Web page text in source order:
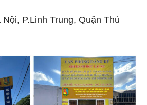
P.Linh Trung, Quận Thủ